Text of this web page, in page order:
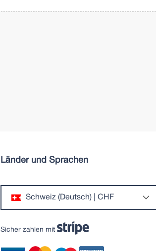
Länder und Sprachen
Schweiz (Deutsch) | CHF
Sicher zahlen mit